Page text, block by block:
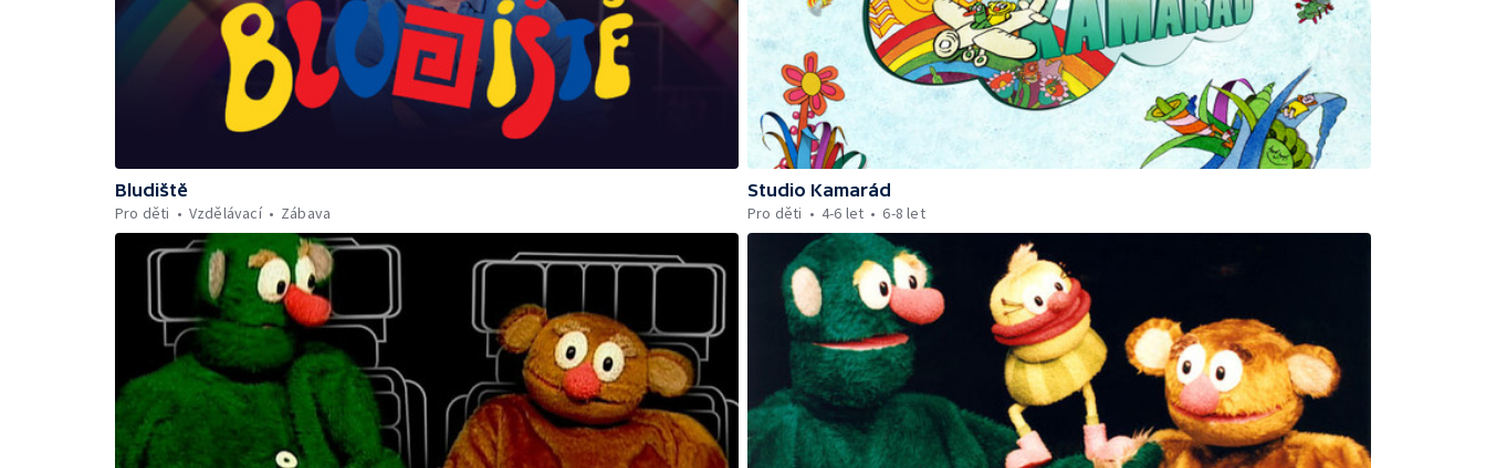
Bludiště
Pro děti
Vzdělávací Zábava
Studio Kamarád
Pro děti
4-6 let 6-8 let